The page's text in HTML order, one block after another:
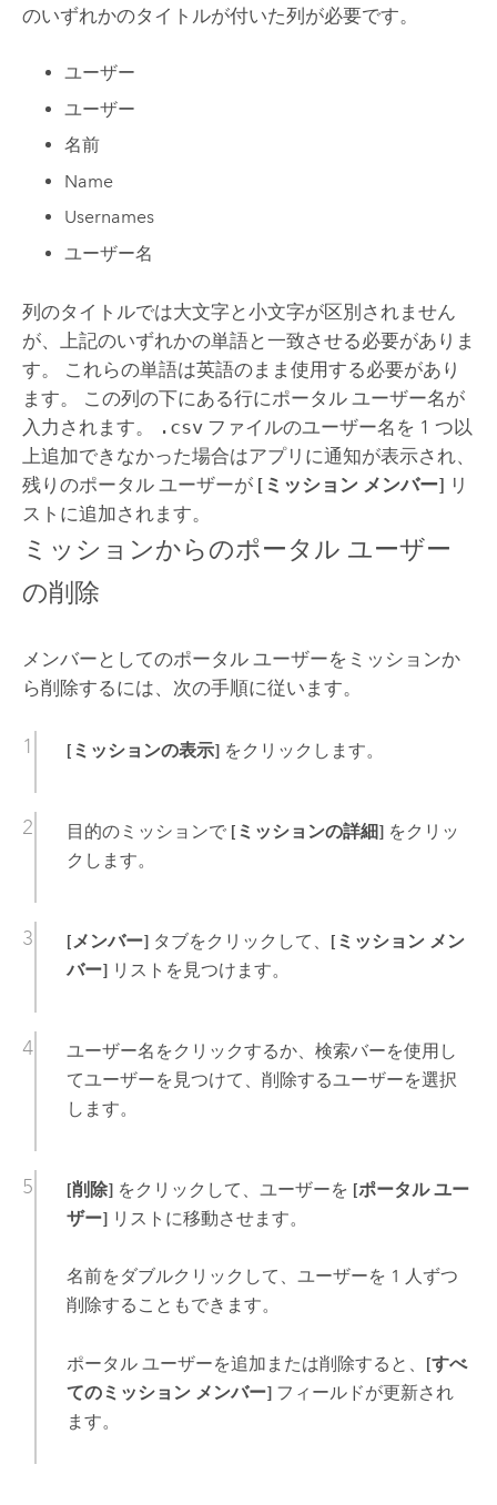
のいずれかのタイトルが付いた列が必要です。
ユーザー
ユーザー
名前
Name
Usernames
ユーザー名
列のタイトルでは大文字と小文字が区別されません
が、上記のいずれかの単語と一致させる必要がありま
す。 これらの単語は英語のまま使用する必要があり
ます。 この列の下にある行にポータル ユーザー名が
入力されます。
.csvファイルのユーザー名を 1 つ以
上追加できなかった場合はアプリに通知が表示され、
残りのポータル ユーザーが [ミッション メンバー] リ
ストに追加されます。
ミッションからのポータル ユーザー
の削除
メンバーとしてのポータル ユーザーをミッションか
ら削除するには、次の手順に従います。
[ミッションの表示]をクリックします。
目的のミッションで [ミッションの詳細]をクリッ
クします。
[メンバー]タブをクリックして、 [ミッション メン
バー]リストを見つけます。
ユーザー名をクリックするか、検索バーを使用し
てユーザーを見つけて、削除するユーザーを選択
します。
[削除]をクリックして、ユーザーを [ポータル ユー
ザー]リストに移動させます。
名前をダブルクリックして、ユーザーを 1 人ずつ
削除することもできます。
ポータル ユーザーを追加または削除すると、 [すべ
てのミッション メンバー]フィールドが更新され
ます。